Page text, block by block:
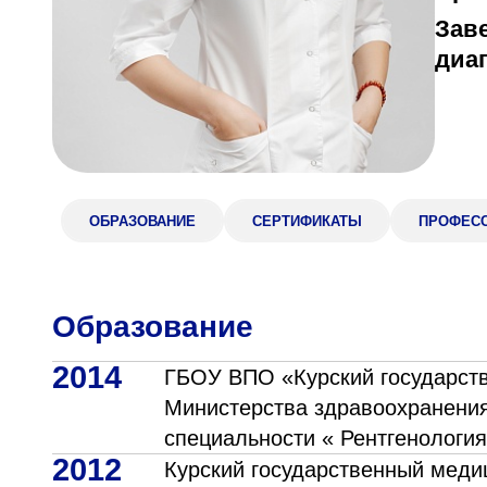
398005, г. Липецк, пл. Металлургов, 1
Понедельник — пятница 7:30–20:00
Суббота 08:00–16:00
ОБРАЗОВАНИЕ СЕРТИФИКАТЫ
Образование
2014
ГБОУ ВПО «Курский
Министерства
специальности «
2012
Курский государственный